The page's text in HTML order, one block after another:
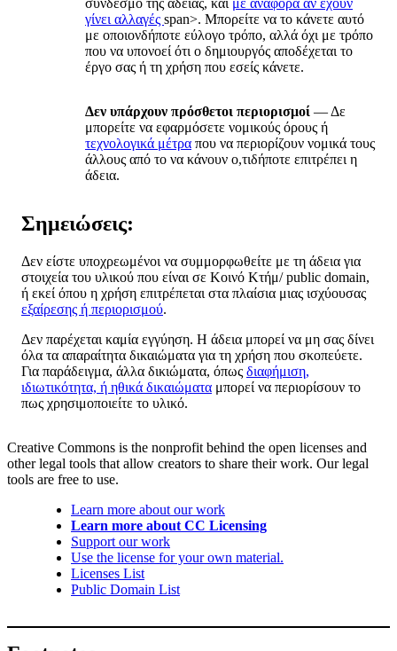
σύνδεσμο της άδειας, και με αναφορά αν έχουν
γίνει αλλαγές span>. Μπορείτε να το κάνετε αυτό
με οποιονδήποτε εύλογο τρόπο, αλλά όχι με τρόπο
που να υπονοεί ότι ο δημιουργός αποδέχεται το
έργο σας ή τη χρήση που εσείς κάνετε.
Δεν υπάρχουν πρόσθετοι περιορισμοί — Δε
μπορείτε να εφαρμόσετε νομικούς όρους ή
τεχνολογικά μέτρα που να περιορίζουν νομικά τους
άλλους από το να κάνουν ο,τιδήποτε επιτρέπει η
άδεια.
Σημειώσεις:
Δεν είστε υποχρεωμένοι να συμμορφωθείτε με τη άδεια για
στοιχεία του υλικού που είναι σε Κοινό Κτήμ/ public domain,
ή εκεί όπου η χρήση επιτρέπεται στα πλαίσια μιας ισχύουσας
εξαίρεσης ή περιορισμού.
Δεν παρέχεται καμία εγγύηση. Η άδεια μπορεί να μη σας δίνει
όλα τα απαραίτητα δικαιώματα για τη χρήση που σκοπεύετε.
Για παράδειγμα, άλλα δικιώματα, όπως διαφήμιση,
ιδιωτικότητα, ή ηθικά δικαιώματα μπορεί να περιορίσουν το
πως χρησιμοποιείτε το υλικό.
Creative Commons is the nonprofit behind the open licenses and
other legal tools that allow creators to share their work. Our legal
tools are free to use.
Learn more about our work
Learn more about CC Licensing
Support our work
Use the license for your own material.
Licenses List
Public Domain List